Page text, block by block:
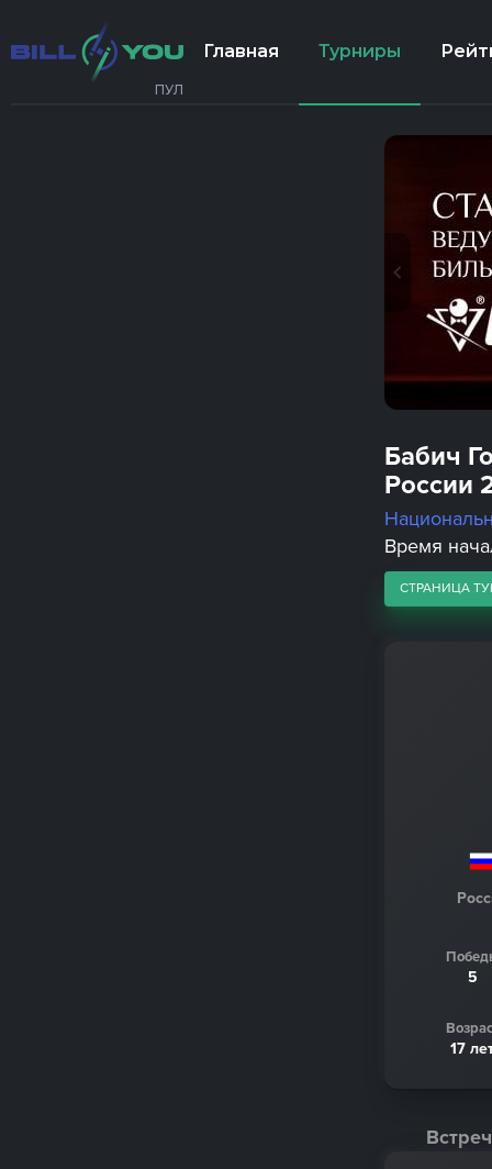
ПУЛ
Главная Турниры
Бабич
России
Время
СТРАНИЦА
5
17